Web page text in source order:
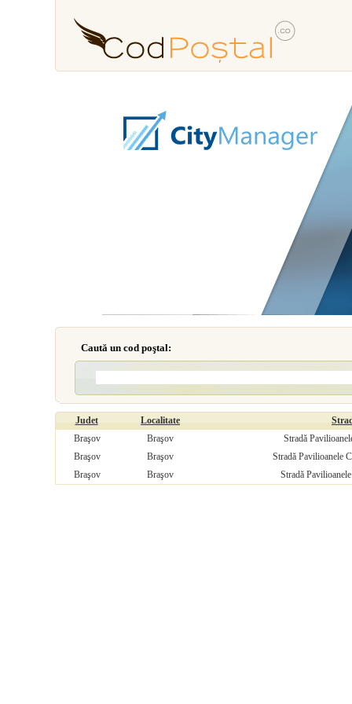
Caută un cod poştal:
Judet Localitate
Braşov
Braşov
Stradă
Braşov
Braşov
Stradă Pavilioanele
Braşov
Braşov Stradă